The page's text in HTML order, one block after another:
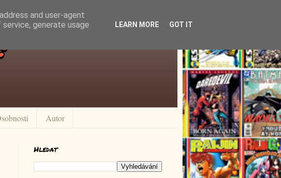
Autor
Hledat
and user-agent
generate usage
LEARN MORE GOT IT